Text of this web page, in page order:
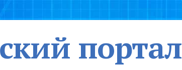
портал